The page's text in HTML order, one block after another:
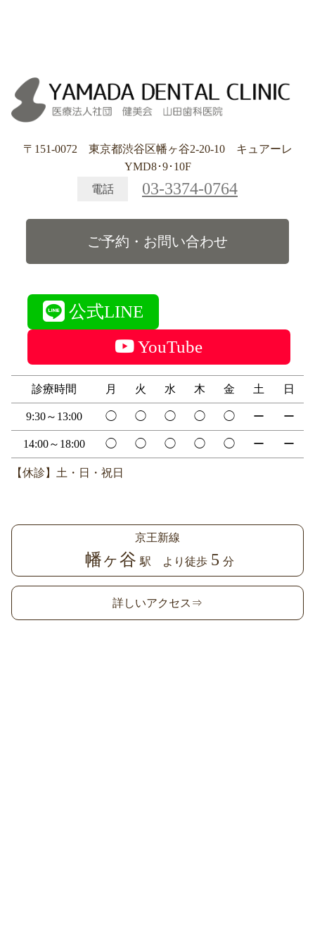
〒151-0072 東京都渋谷区幡ヶ谷2-20-10 キュアーレ
YMD8･9･10F
電話
03-3374-0764
ご予約・お問い合わせ
公式LINE
YouTube
診療時間 月 火 水 木 金 土 日
9:30～13:00 ◯ ◯ ◯ ◯ ◯ ー ー
14:00～18:00 ◯ ◯ ◯ ◯ ◯ ー ー
【休診】土・日・祝日
京王新線
幡ヶ谷 駅 より徒歩 5 分
詳しいアクセス⇒